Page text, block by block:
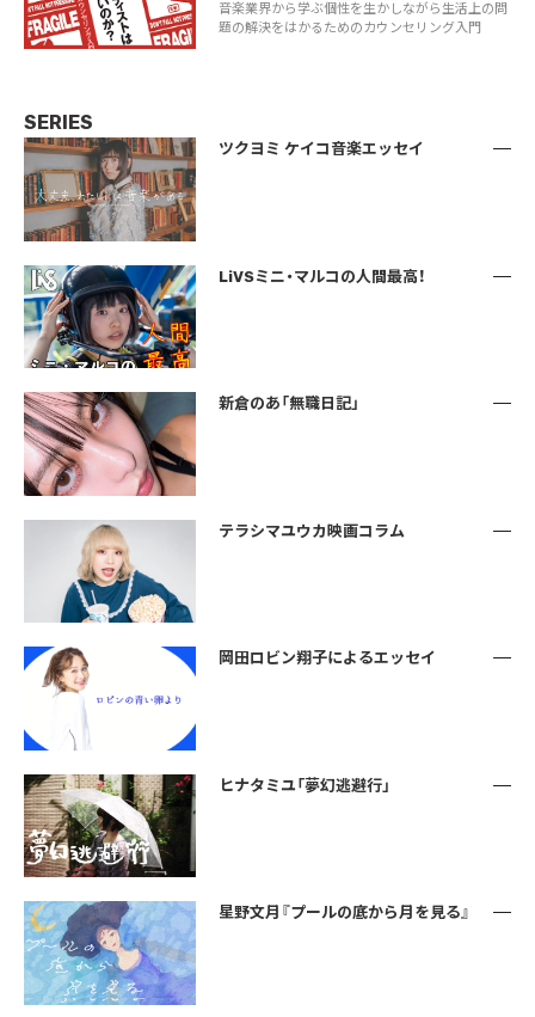
音楽業界から学ぶ個性を生かしながら生活上の問
題の解決をはかるためのカウンセリング入門
SERIES
ツクヨミ ケイコ音楽エッセイ
LiVSミニ・マルコの人間最高！
新倉のあ「無職日記」
テラシマユウカ映画コラム
岡田ロビン翔子によるエッセイ
ヒナタミユ「夢幻逃避行」
星野文月『プールの底から月を見る』